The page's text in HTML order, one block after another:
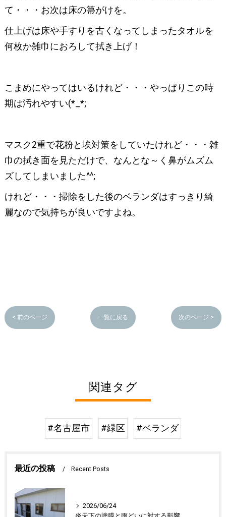
て・・・お次は床の箒がけを。
仕上げは床や手すりを古くなってしまったタオルを
何枚か雑巾におろして拭き上げ！
こまめにやってはいるけれど・・・やっぱりこの時
期は汚れやすい(*_*;
マスク2重で花粉と埃対策をしていたけれど・・・雑
巾の拭き面を見ただけで、なんとな～く鼻がムズム
ズしてしまいました^^;
けれど・・・掃除をした後のベランダはすっきり綺
麗なので気持ちが良いですよね。
< 前のページ 一覧に戻る 次のページ >
関連タグ
#名古屋市 #緑区 #ベランダ
最近の投稿 Recent Posts
2026/06/24